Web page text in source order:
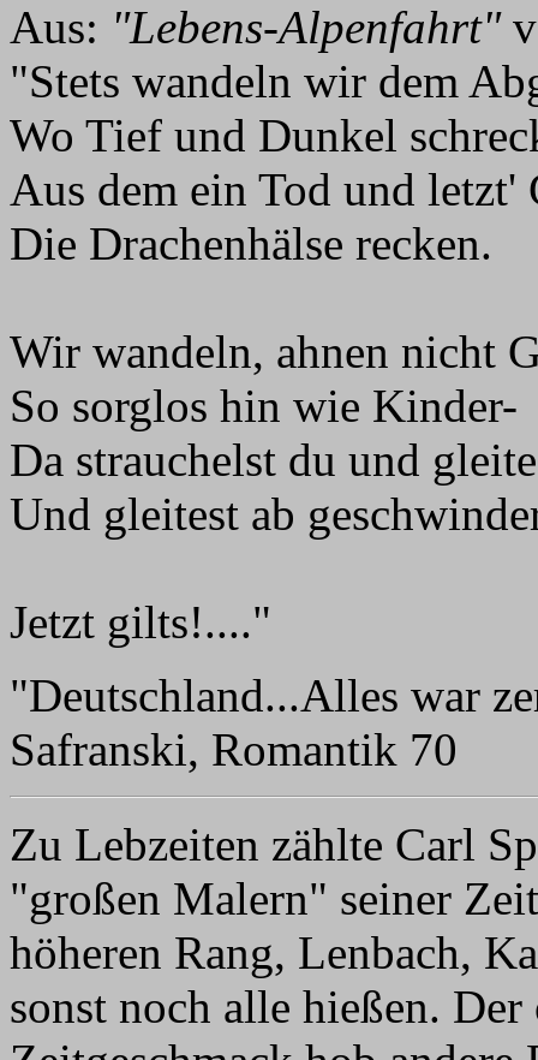
Aus: "Lebens-Alpenfahrt"
"Stets wandeln wir dem
Wo Tief und Dunkel
Aus dem ein Tod und letzt'
Die Drachenhälse recken.
Wir wandeln, ahnen nicht
So sorglos hin wie Kinder-
Da strauchelst du und
Und gleitest ab
Jetzt gilts!...."
"Deutschland...Alles war
Safranski, Romantik 70
Zu Lebzeiten zählte Carl
"großen Malern" seiner
höheren Rang, Lenbach,
sonst noch alle hießen.